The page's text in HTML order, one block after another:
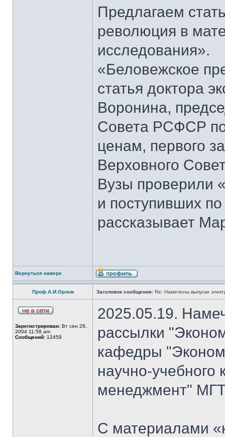
Предлагаем
революция в
исследования».
«Беловежское
статья доктора
Воронина,
Совета РСФСР
ценам, первого
Верховного
Вузы проверили
и поступивших
рассказывает
Вернуться наверх
Проф.А.И.Орлов Заголовок сообщения: Re: Намечены выпуски
Зарегистрирован: Вт сен 28,
2004 11:58 am
Сообщений: 12459
2025.05.19.
рассылки
кафедры
научно-
менеджмент"
С материалами